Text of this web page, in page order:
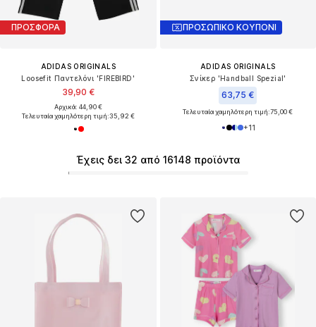
ΠΡΟΣΦΟΡΑ
ADIDAS ORIGINALS
Loosefit Παντελόνι 'FIREBIRD'
39,90 €
Αρχικά: 44,90 €
Τελευταία χαμηλότερη τιμή:35,92 €
ΠΡΟΣΩΠΙΚΟ ΚΟΥΠΟΝΙ
ADIDAS ORIGINALS
Σνίκερ 'Handball Spezial'
63,75 €
Τελευταία χαμηλότερη τιμή:75,00 €
+11
Έχεις δει 32 από 16148 προϊόντα